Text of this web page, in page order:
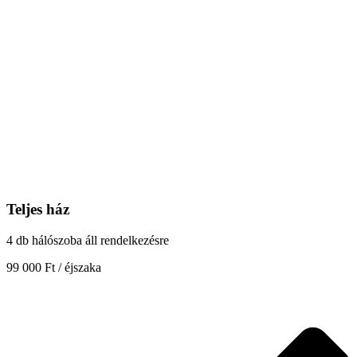
Teljes ház
4 db hálószoba áll rendelkezésre
99 000 Ft / éjszaka